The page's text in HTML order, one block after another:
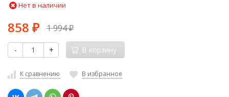
Нет в наличии
858 ₽ 1 994₽
- + В корзину
К сравнению В избранное